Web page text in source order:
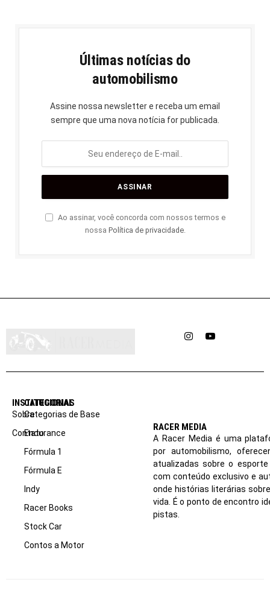
Últimas notícias do
automobilismo
Assine nossa newsletter e receba um email
sempre que uma nova notícia for publicada.
Ao assinar, você concorda com nossos termos e
nossa Política de privacidade.
InstagramYouTube
INSTITUCIONAL
Sobre
Contato
CATEGORIAS
Categorias de Base
Endurance
Fórmula 1
Fórmula E
Indy
Racer Books
Stock Car
Contos a Motor
RACER MEDIA
A Racer Media é uma
por automobilismo,
atualizadas sobre o
com conteúdo exclusivo e
onde histórias literárias
vida. É o ponto de encontro
pistas.